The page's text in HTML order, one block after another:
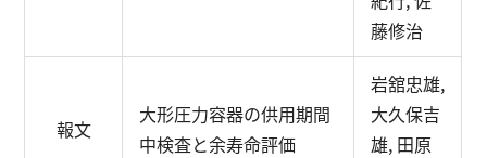
藤修治
報文
大形圧力容器の供用期間
中検査と余寿命評価
岩舘忠雄,
大久保吉
雄, 田原